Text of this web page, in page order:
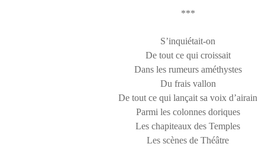
***
S’inquiétait-on
De tout ce qui croissait
Dans les rumeurs améthystes
Du frais vallon
De tout ce qui lançait sa voix d’airain
Parmi les colonnes doriques
Les chapiteaux des Temples
Les scènes de Théâtre